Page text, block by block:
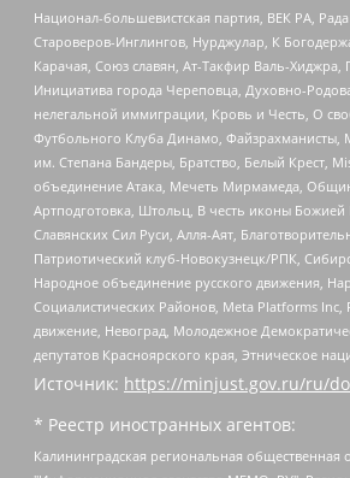
Национал-большевистская партия, ВЕК РА,
Староверов-Инглингов, Нурджулар, К
Карачая, Союз славян, Ат-Такфир Валь-
Инициатива города Череповца, Духовно-
нелегальной иммиграции, Кровь и Честь, О
Футбольного Клуба Динамо, Файзрахманисты,
им. Степана Бандеры, Братство, Белый Крест,
объединение Атака, Мечеть Мирмамеда,
Артподготовка, Штольц, В честь иконы
Славянских Сил Руси, Алля-Аят,
Патриотический клуб-Новокузнецк/РПК,
Народное объединение русского движения,
Социалистических Районов, Meta Platforms
движение, Невоград, Молодежное
депутатов Красноярского края, Этническое
Источник: https://minjust.gov.ru/ru/
* Реестр иностранных агентов:
Калининградская региональная общественная организация "Экозащита!-Женсовет", Фонд содействия защите прав и свобод граждан "Общественный вердикт", Фонд "Институт Развития Свободы Информации", Частное учреждение "Информационное агентство МЕМО. РУ", Региональная общественная организация "Общественная комиссия по сохранению наследия академика Сахарова", Фонд поддержки свободы прессы, Санкт-Петербургская общественная правозащитная организация "Гражданский контроль", Межрегиональная общественная организация "Информационно-просветительский центр "Мемориал", Региональный Фонд "Центр Защиты Прав Средств Массовой Информации", с 05.12.2023 Фонд "Центр Защиты Прав Средств массовой информации", Региональная общественная благотворительная организация помощи беженцам и мигрантам "Гражданское содействие", Негосударственное образовательное учреждение дополнительного профессионального образования (повышение квалификации) специалистов "АКАДЕМИЯ ПО ПРАВАМ ЧЕЛОВЕКА", Свердловская региональная общественная организация "Сутяжник", Автономная некоммерческая организация "Центр независимых социологических исследований", Союз общественных объединений "Российский исследовательский центр по правам человека", Региональное общественное учреждение научно-информационный центр "МЕМОРИАЛ", Некоммерческая организация "Фонд защиты гласности", Автономная некоммерческая организация "Институт прав человека", Городская общественная организация "Екатеринбургское общество "МЕМОРИАЛ", Городская общественная организация "Рязанское историко-просветительское и правозащитное общество "Мемориал" (Рязанский Мемориал), Челябинский региональный орган общественной самодеятельности – женское общественное объединение "Женщины Евразии", Челябинский региональный орган общественной самодеятельности "Уральская правозащитная группа", Фонд содействия защите здоровья и социальной справедливости имени Андрея Рылькова, Автономная Некоммерческая Организация "Аналитический Центр Юрия Левады", Автономная некоммерческая организация